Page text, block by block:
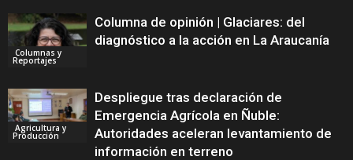
Columnas y
Reportajes
Columna de opinión | Glaciares: del
diagnóstico a la acción en La Araucanía
Agricultura y
Producción
Despliegue tras declaración de
Emergencia Agrícola en Ñuble:
Autoridades aceleran levantamiento de
información en terreno